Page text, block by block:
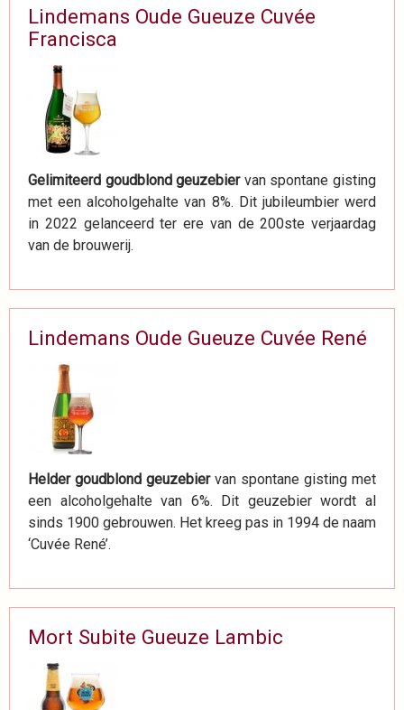
Lindemans Oude Gueuze Cuvée
Francisca
Gelimiteerd goudblond geuzebiervan spontane gisting
met een alcoholgehalte van 8%. Dit jubileumbier werd
in 2022 gelanceerd ter ere van de 200ste verjaardag
van de brouwerij.
Lindemans Oude Gueuze Cuvée René
Helder goudblond geuzebiervan spontane gisting met
een alcoholgehalte van 6%. Dit geuzebier wordt al
sinds 1900 gebrouwen. Het kreeg pas in 1994 de naam
‘Cuvée René’.
Mort Subite Gueuze Lambic